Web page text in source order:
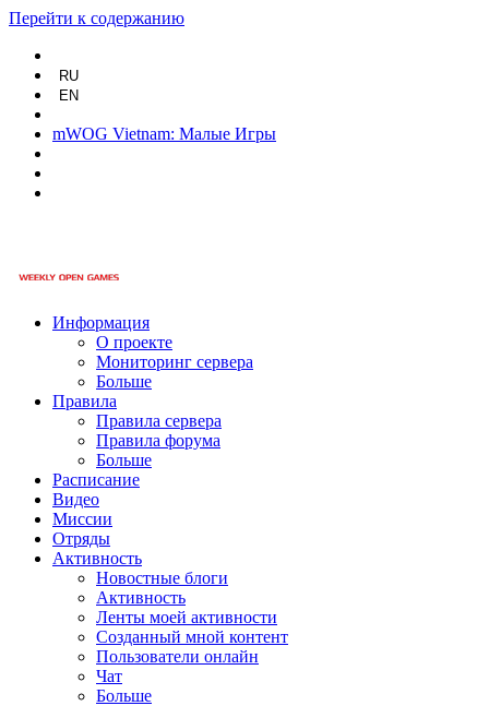
Перейти к содержанию
RU
EN
mWOG Vietnam: Малые Игры
Информация
О проекте
Мониторинг сервера
Больше
Правила
Правила сервера
Правила форума
Больше
Расписание
Видео
Миссии
Отряды
Активность
Новостные блоги
Активность
Ленты моей активности
Созданный мной контент
Пользователи онлайн
Чат
Больше